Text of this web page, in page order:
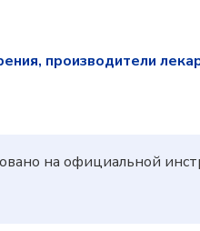
производители
на официальной